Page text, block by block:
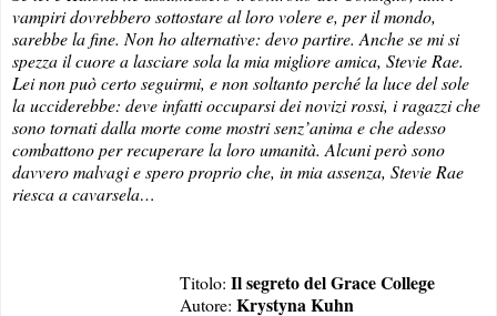
vampiri dovrebbero sottostare al loro volere e, per il mondo,
sarebbe la fine. Non ho alternative: devo partire. Anche se mi si
spezza il cuore a lasciare sola la mia migliore amica, Stevie Rae.
Lei non può certo seguirmi, e non soltanto perché la luce del sole
la ucciderebbe: deve infatti occuparsi dei novizi rossi, i ragazzi che
sono tornati dalla morte come mostri senz’anima e che adesso
combattono per recuperare la loro umanità. Alcuni però sono
davvero malvagi e spero proprio che, in mia assenza, Stevie Rae
riesca a cavarsela…
Titolo: Il segreto del Grace College
Autore: Krystyna Kuhn